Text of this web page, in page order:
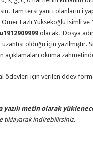
Tam tersi yanı ı olanların i
Ömer Fazlı Yüksekoğlu isimli
olacak. Dosya
olduğu için
açıklamaları okuma
için verilen ödev
yazılı metin olarak
tıklayarak indirebilirsiniz.